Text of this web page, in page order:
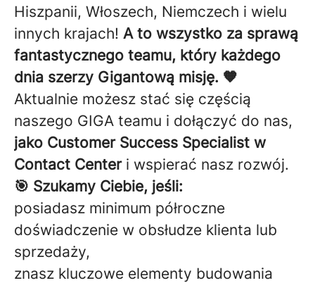
Hiszpanii, Włoszech, Niemczech i wielu
innych krajach! A to wszystko za sprawą
fantastycznego teamu, który każdego
dnia szerzy Gigantową misję. 🧡
Aktualnie możesz stać się częścią
naszego GIGA teamu i dołączyć do nas,
jako Customer Success Specialist w
Contact Center i wspierać nasz rozwój.
🎯 Szukamy Ciebie, jeśli:
posiadasz minimum półroczne
doświadczenie w obsłudze klienta lub
sprzedaży,
znasz kluczowe elementy budowania